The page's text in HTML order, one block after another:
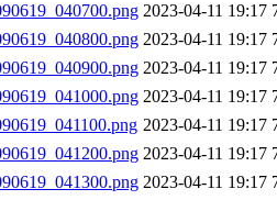
2023-04-11 19:17
2023-04-11 19:17
2023-04-11 19:17
2023-04-11 19:17
2023-04-11 19:17
2023-04-11 19:17
2023-04-11 19:17